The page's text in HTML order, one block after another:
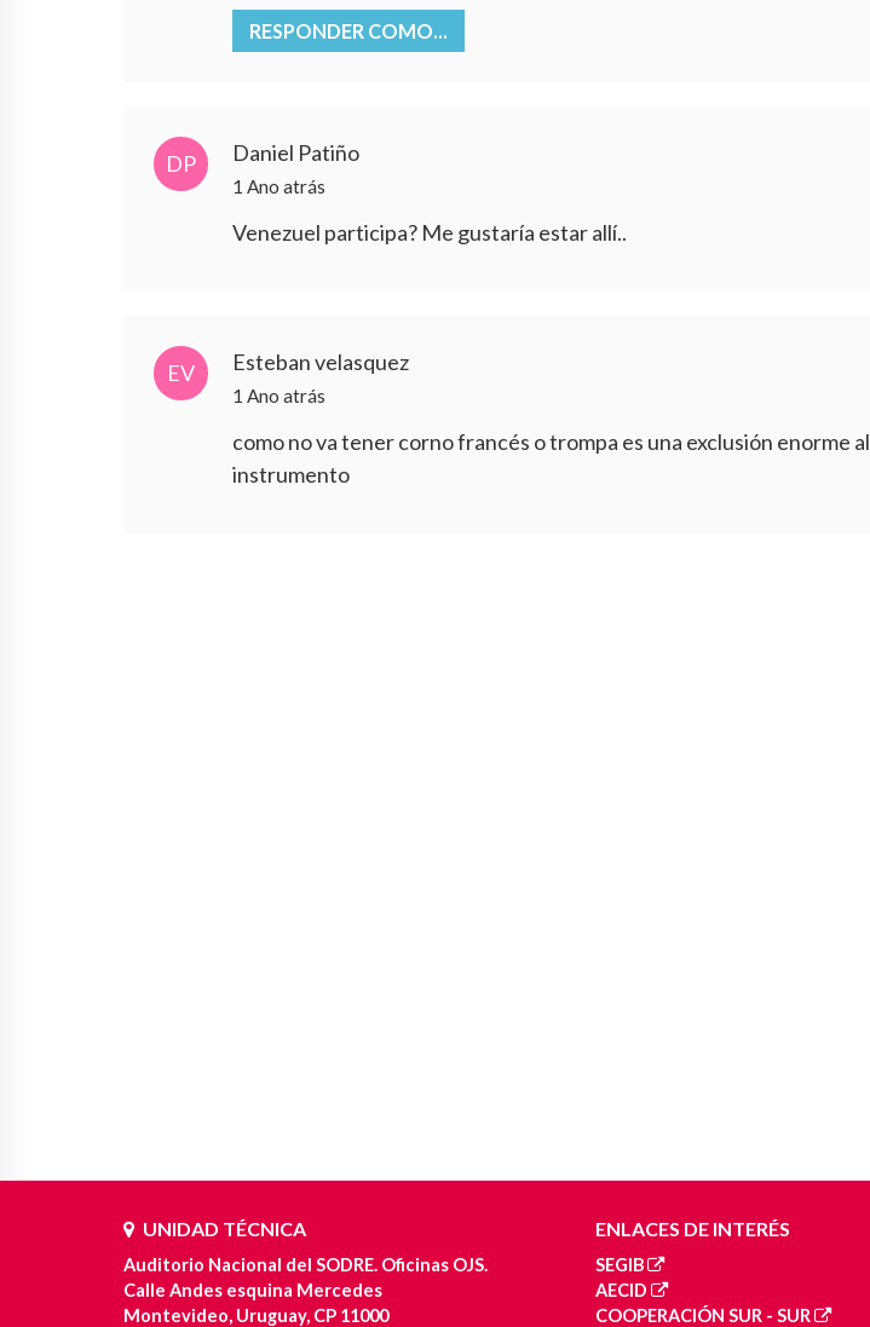
RESPONDER COMO...
DP Daniel Patiño
1 Ano atrás
Venezuel participa? Me gustaría estar allí..
EV Esteban velasquez
1 Ano atrás
como no va tener corno francés o trompa es una exclusión enorme al
instrumento
UNIDAD TÉCNICA
Auditorio Nacional del SODRE. Oficinas OJS.
Calle Andes esquina Mercedes
Montevideo, Uruguay, CP 11000
ENLACES DE INTERÉS
SEGIB
AECID
COOPERACIÓN SUR - SUR